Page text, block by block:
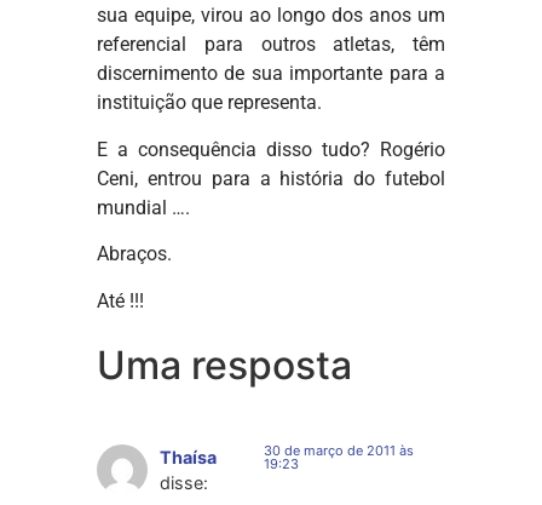
sua equipe, virou ao longo dos anos um
referencial para outros atletas, têm
discernimento de sua importante para a
instituição que representa.
E a consequência disso tudo? Rogério
Ceni, entrou para a história do futebol
mundial ….
Abraços.
Até !!!
Uma resposta
Thaísa
disse:
30 de março de 2011 às
19:23